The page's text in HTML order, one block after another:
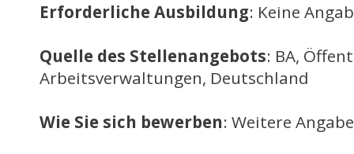
Erforderliche Ausbildung: Keine
Quelle des Stellenangebots: BA,
Arbeitsverwaltungen, Deutschland
Wie Sie sich bewerben: Weitere